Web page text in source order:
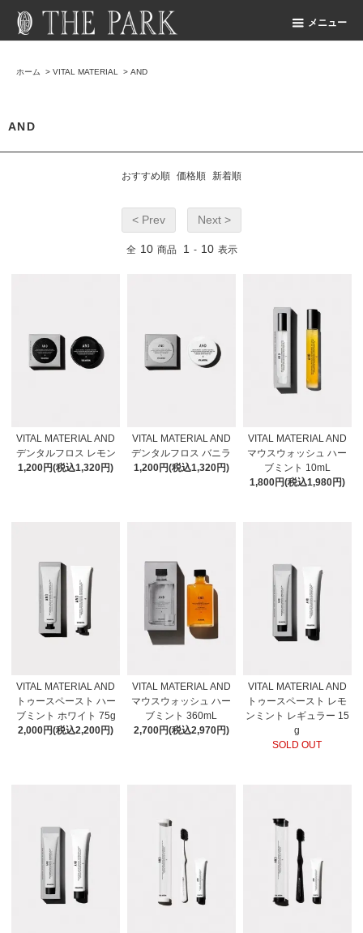
メニュー
ホーム > VITAL MATERIAL > AND
AND
おすすめ順 価格順 新着順
< Prev Next >
全 10 商品 1 - 10 表示
VITAL MATERIAL AND
デンタルフロス レモン
1,200円(税込1,320円)
VITAL MATERIAL AND
デンタルフロス バニラ
1,200円(税込1,320円)
VITAL MATERIAL AND
マウスウォッシュ ハー
ブミント 10mL
1,800円(税込1,980円)
VITAL MATERIAL AND
トゥースペースト ハー
ブミント ホワイト 75g
2,000円(税込2,200円)
VITAL MATERIAL AND
マウスウォッシュ ハー
ブミント 360mL
2,700円(税込2,970円)
VITAL MATERIAL AND
トゥースペースト レモ
ンミント レギュラー 15
g
SOLD OUT